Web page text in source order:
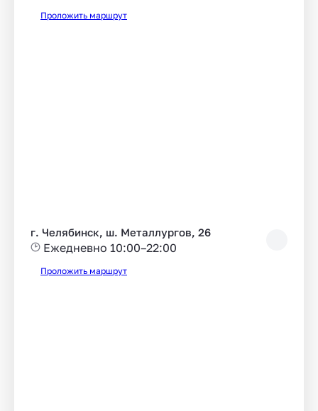
Проложить маршрут
г. Челябинск, ш. Металлургов, 26
Ежедневно 10:00–22:00
Проложить маршрут